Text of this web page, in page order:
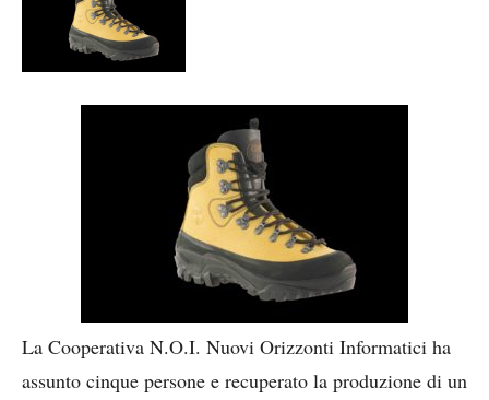
La Cooperativa N.O.I. Nuovi Orizzonti Informatici ha
assunto cinque persone e recuperato la produzione di un